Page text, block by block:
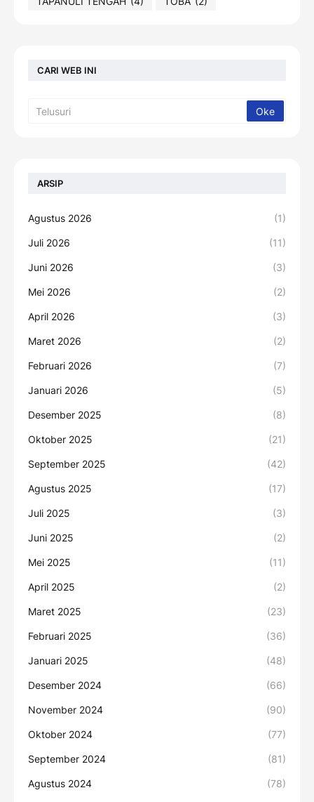
CARI WEB INI
ARSIP
Agustus 2026 (1)
Juli 2026 (11)
Juni 2026 (3)
Mei 2026 (2)
April 2026 (3)
Maret 2026 (2)
Februari 2026 (7)
Januari 2026 (5)
Desember 2025 (8)
Oktober 2025 (21)
September 2025 (42)
Agustus 2025 (17)
Juli 2025 (3)
Juni 2025 (2)
Mei 2025 (11)
April 2025 (2)
Maret 2025 (23)
Februari 2025 (36)
Januari 2025 (48)
Desember 2024 (66)
November 2024 (90)
Oktober 2024 (77)
September 2024 (81)
Agustus 2024 (78)